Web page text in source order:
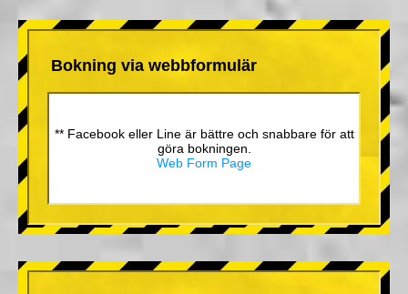
Bokning via webbformulär
** Facebook eller Line är bättre och snabbare för att
göra bokningen.
Web Form Page